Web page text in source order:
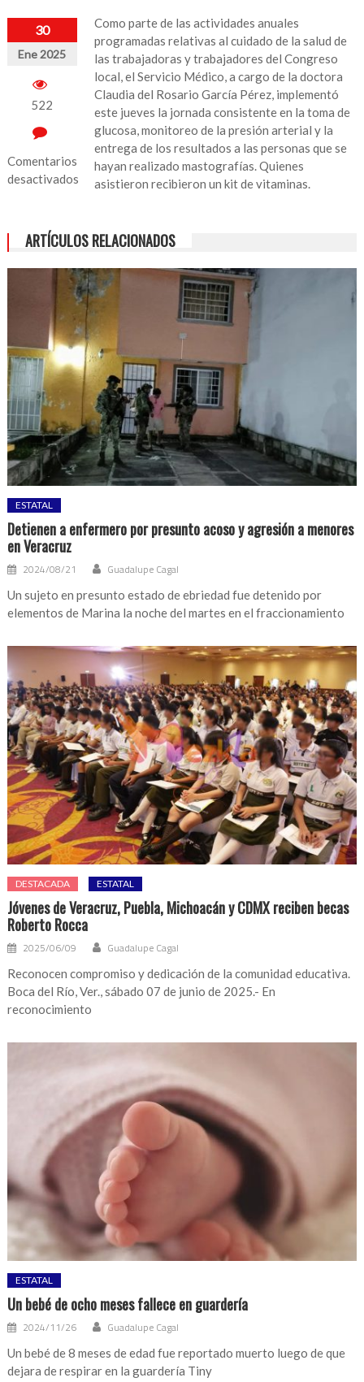
30
Ene 2025
522
Comentarios
desactivados
Servicio
personal
del
Congreso
Como parte de las actividades anuales
programadas relativas al cuidado de la salud de
las trabajadoras y trabajadores del Congreso
local, el Servicio Médico, a cargo de la doctora
Claudia del Rosario García Pérez, implementó
este jueves la jornada consistente en la toma de
glucosa, monitoreo de la presión arterial y la
entrega de los resultados a las personas que se
hayan realizado mastografías. Quienes
asistieron recibieron un kit de vitaminas.
ARTÍCULOS RELACIONADOS
ESTATAL
Detienen a enfermero por presunto acoso y agresión a menores
en Veracruz
2024/08/21 Guadalupe Cagal
Un sujeto en presunto estado de ebriedad fue detenido por
elementos de Marina la noche del martes en el fraccionamiento
DESTACADA ESTATAL
Jóvenes de Veracruz, Puebla, Michoacán y CDMX reciben becas
Roberto Rocca
2025/06/09 Guadalupe Cagal
Reconocen compromiso y dedicación de la comunidad educativa.
Boca del Río, Ver., sábado 07 de junio de 2025.- En
reconocimiento
ESTATAL
Un bebé de ocho meses fallece en guardería
2024/11/26 Guadalupe Cagal
Un bebé de 8 meses de edad fue reportado muerto luego de que
dejara de respirar en la guardería Tiny